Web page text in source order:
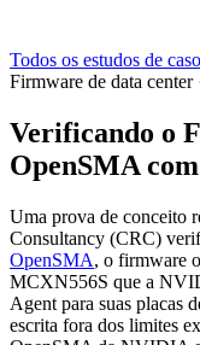
Todos os estudos de caso
Firmware de data center
Verificando o
OpenSMA
Uma prova de conceito
Consultancy (CRC)
OpenSMA, o firmware
MCXN556S que a
Agent para suas placas
escrita fora dos limites